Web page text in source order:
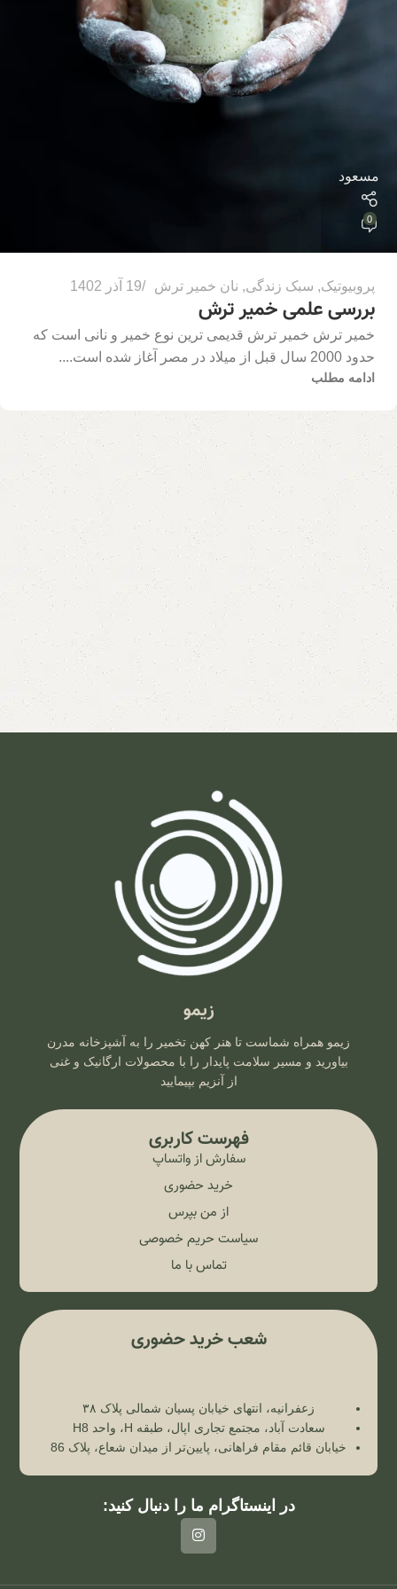
مسعود
0
پروبیوتیک, سبک زندگی, نان خمیر ترش 19 آذر 1402
بررسی علمی خمیر ترش
خمیر ترش خمیر ترش قدیمی ترین نوع خمیر و نانی است که
حدود 2000 سال قبل از میلاد در مصر آغاز شده است....
ادامه مطلب
زیمو
زیمو همراه شماست تا هنر کهن تخمیر را به آشپزخانه مدرن
بیاورید و مسیر سلامت پایدار را با محصولات ارگانیک و غنی
از آنزیم بپیمایید
فهرست کاربری
سفارش از واتساپ
خرید حضوری
از من بپرس
سیاست حریم خصوصی
تماس با ما
شعب خرید حضوری
زعفرانیه، انتهای خیابان پسیان شمالی پلاک ۳۸
سعادت آباد، مجتمع تجاری اپال، طبقه H، واحد H8
خیابان قائم مقام فراهانی، پایین‌تر از میدان شعاع، پلاک 86
در اینستاگرام ما را دنبال کنید: